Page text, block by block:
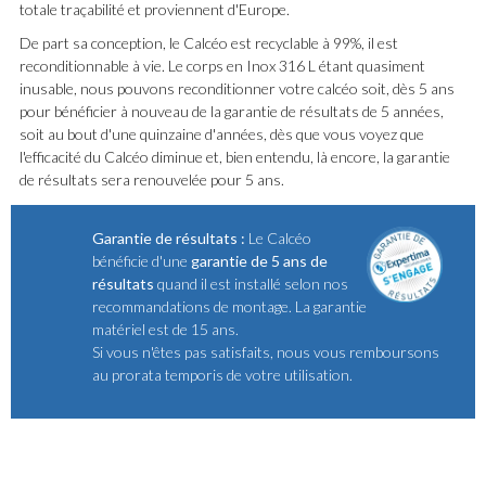
totale traçabilité et proviennent d'Europe.
De part sa conception, le Calcéo est recyclable à 99%, il est
reconditionnable à vie. Le corps en Inox 316 L étant quasiment
inusable, nous pouvons reconditionner votre calcéo soit, dès 5 ans
pour bénéficier à nouveau de la garantie de résultats de 5 années,
soit au bout d'une quinzaine d'années, dès que vous voyez que
l'efficacité du Calcéo diminue et, bien entendu, là encore, la garantie
de résultats sera renouvelée pour 5 ans.
Garantie de résultats : Le Calcéo
bénéficie d'une garantie de 5 ans de
résultats quand il est installé selon nos
recommandations de montage. La garantie
matériel est de 15 ans.
Si vous n'êtes pas satisfaits, nous vous remboursons
au prorata temporis de votre utilisation.